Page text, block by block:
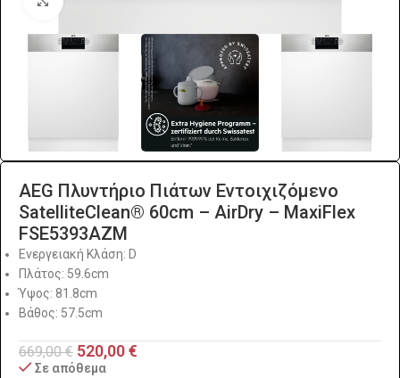
AEG Πλυντήριο Πιάτων Εντοιχιζόμενο
SatelliteClean® 60cm – AirDry – MaxiFlex
FSE5393AZM
Ενεργειακή Κλάση: D
Πλάτος: 59.6cm
Ύψος: 81.8cm
Βάθος: 57.5cm
669,00€ 520,00€
Σε απόθεμα